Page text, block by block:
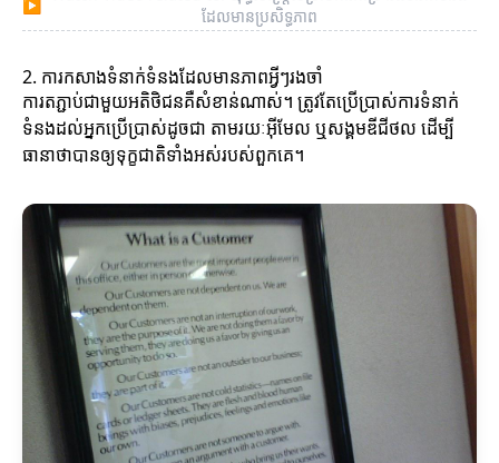
▶
ដែលមានប្រសិទ្ធភាព
2. ការកសាងទំនាក់ទំនងដែលមានភាពអ្វីៗរងចាំ
ការតភ្ជាប់ជាមួយអតិថិជនគឺសំខាន់ណាស់។ ត្រូវតែប្រើប្រាស់ការទំនាក់
ទំនងដល់អ្នកប្រើប្រាស់ដូចជា តាមរយៈអ៊ីមែល ឬសង្គមឌីជីថល ដើម្បី
ធានាថាបានឲ្យទុក្ខជាតិទាំងអស់របស់ពួកគេ។